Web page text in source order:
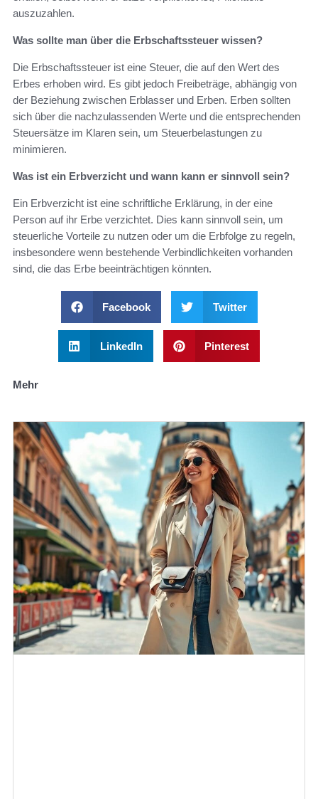
auszuzahlen.
Was sollte man über die Erbschaftssteuer wissen?
Die Erbschaftssteuer ist eine Steuer, die auf den Wert des
Erbes erhoben wird. Es gibt jedoch Freibeträge, abhängig von
der Beziehung zwischen Erblasser und Erben. Erben sollten
sich über die nachzulassenden Werte und die entsprechenden
Steuersätze im Klaren sein, um Steuerbelastungen zu
minimieren.
Was ist ein Erbverzicht und wann kann er sinnvoll sein?
Ein Erbverzicht ist eine schriftliche Erklärung, in der eine
Person auf ihr Erbe verzichtet. Dies kann sinnvoll sein, um
steuerliche Vorteile zu nutzen oder um die Erbfolge zu regeln,
insbesondere wenn bestehende Verbindlichkeiten vorhanden
sind, die das Erbe beeinträchtigen könnten.
Facebook Twitter
LinkedIn Pinterest
Mehr